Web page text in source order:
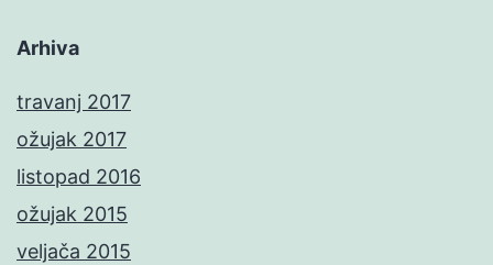
Arhiva
travanj 2017
ožujak 2017
listopad 2016
ožujak 2015
veljača 2015